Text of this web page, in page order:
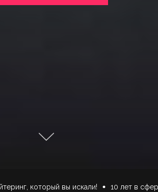
который вы искали! 10 лет в сфере